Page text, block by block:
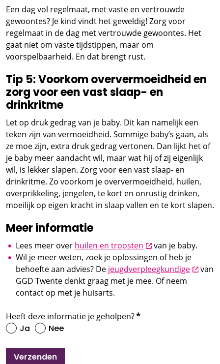
Een dag vol regelmaat, met vaste en vertrouwde
gewoontes? Je kind vindt het geweldig! Zorg voor
regelmaat in de dag met vertrouwde gewoontes. Het
gaat niet om vaste tijdstippen, maar om
voorspelbaarheid. En dat brengt rust.
Tip 5: Voorkom oververmoeidheid en
zorg voor een vast slaap- en
drinkritme
Let op druk gedrag van je baby. Dit kan namelijk een
teken zijn van vermoeidheid. Sommige baby’s gaan, als
ze moe zijn, extra druk gedrag vertonen. Dan lijkt het of
je baby meer aandacht wil, maar wat hij of zij eigenlijk
wil, is lekker slapen. Zorg voor een vast slaap- en
drinkritme. Zo voorkom je oververmoeidheid, huilen,
overprikkeling, jengelen, te kort en onrustig drinken,
moeilijk op eigen kracht in slaap vallen en te kort slapen.
Meer informatie
Lees meer over huilen en troosten opent nieuw scherm
van je baby.
Wil je meer weten, zoek je oplossingen of heb je
behoefte aan advies? De jeugdverpleegkundigeopent
van
GGD Twente denkt graag met je mee. Of neem
contact op met je huisarts.
Heeft deze informatie je geholpen?*
Ja Nee
Verzenden